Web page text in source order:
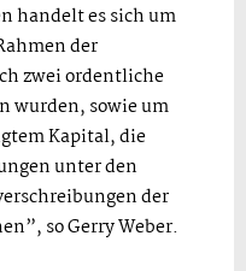
handelt es sich um
der
zwei ordentliche
wurden, sowie um
Kapital, die
unter den
der
so Gerry Weber.